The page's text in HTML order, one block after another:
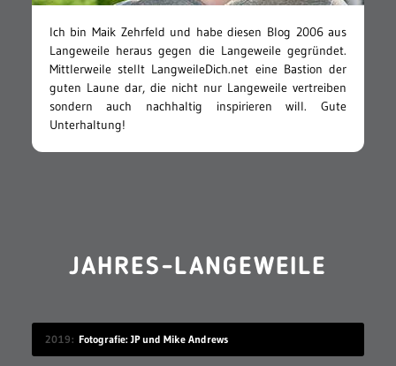
Ich bin Maik Zehrfeld und habe diesen Blog 2006 aus
Langeweile heraus gegen die Langeweile gegründet.
Mittlerweile stellt LangweileDich.net eine Bastion der
guten Laune dar, die nicht nur Langeweile vertreiben
sondern auch nachhaltig inspirieren will. Gute
Unterhaltung!
JAHRES-LANGEWEILE
2019 Fotografie: JP und Mike Andrews